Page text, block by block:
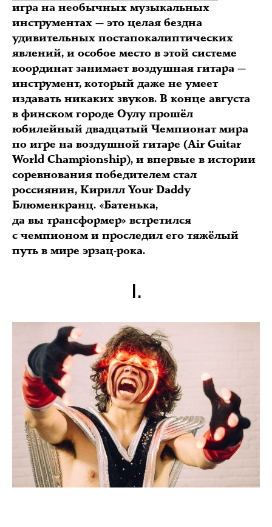
игра на необычных музыкальных
инструментах — это целая бездна
удивительных постапокалиптических
явлений, и особое место в этой системе
координат занимает воздушная гитара —
инструмент, который даже не умеет
издавать никаких звуков. В конце августа
в финском городе Оулу прошёл
юбилейный двадцатый Чемпионат мира
по игре на воздушной гитаре (Air Guitar
World Championship), и впервые в истории
соревнования победителем стал
россиянин, Кирилл Your Daddy
Блюменкранц. «Батенька,
да вы трансформер» встретился
с чемпионом и проследил его тяжёлый
путь в мире эрзац-рока.
I.